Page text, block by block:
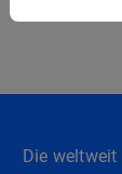
Die